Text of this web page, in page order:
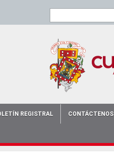
REGISTRAL CONTÁCTENOS